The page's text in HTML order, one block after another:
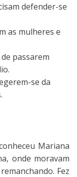
defender-se
as mulheres e
passarem
se da
Mariana
onde moravam
Fez